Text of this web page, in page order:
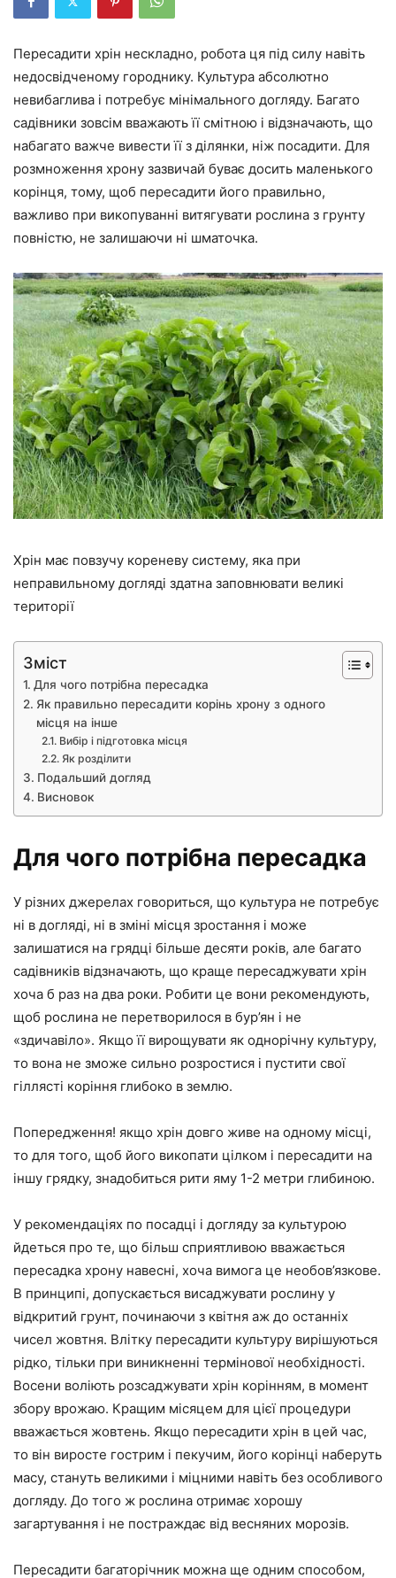
Пересадити хрін нескладно, робота ця під силу навіть
недосвідченому городнику. Культура абсолютно
невибаглива і потребує мінімального догляду. Багато
садівники зовсім вважають її смітною і відзначають, що
набагато важче вивести її з ділянки, ніж посадити. Для
розмноження хрону зазвичай буває досить маленького
корінця, тому, щоб пересадити його правильно,
важливо при викопуванні витягувати рослина з грунту
повністю, не залишаючи ні шматочка.
Хрін має повзучу кореневу систему, яка при
неправильному догляді здатна заповнювати великі
території
Зміст
Для чого потрібна пересадка
Як правильно пересадити корінь хрону з одного
місця на інше
Вибір і підготовка місця
Як розділити
Подальший догляд
Висновок
Для чого потрібна пересадка
У різних джерелах говориться, що культура не потребує
ні в догляді, ні в зміні місця зростання і може
залишатися на грядці більше десяти років, але багато
садівників відзначають, що краще пересаджувати хрін
хоча б раз на два роки. Робити це вони рекомендують,
щоб рослина не перетворилося в бур’ян і не
«здичавіло». Якщо її вирощувати як однорічну культуру,
то вона не зможе сильно розростися і пустити свої
гіллясті коріння глибоко в землю.
Попередження! якщо хрін довго живе на одному місці,
то для того, щоб його викопати цілком і пересадити на
іншу грядку, знадобиться рити яму 1-2 метри глибиною.
У рекомендаціях по посадці і догляду за культурою
йдеться про те, що більш сприятливою вважається
пересадка хрону навесні, хоча вимога це необов’язкове.
В принципі, допускається висаджувати рослину у
відкритий грунт, починаючи з квітня аж до останніх
чисел жовтня. Влітку пересадити культуру вирішуються
рідко, тільки при виникненні термінової необхідності.
Восени воліють розсаджувати хрін корінням, в момент
збору врожаю. Кращим місяцем для цієї процедури
вважається жовтень. Якщо пересадити хрін в цей час,
то він виросте гострим і пекучим, його корінці наберуть
масу, стануть великими і міцними навіть без особливого
догляду. До того ж рослина отримає хорошу
загартування і не постраждає від весняних морозів.
Пересадити багаторічник можна ще одним способом,